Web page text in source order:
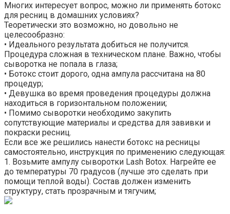
Многих интересует вопрос, можно ли применять ботокс
для ресниц в домашних условиях?
Теоретически это возможно, но довольно не
целесообразно:
• Идеального результата добиться не получится.
Процедура сложная в техническом плане. Важно, чтобы
сыворотка не попала в глаза;
• Ботокс стоит дорого, одна ампула рассчитана на 80
процедур;
• Девушка во время проведения процедуры должна
находиться в горизонтальном положении;
• Помимо сыворотки необходимо закупить
сопутствующие материалы и средства для завивки и
покраски ресниц.
Если все же решились нанести ботокс на ресницы
самостоятельно, инструкция по применению следующая:
1. Возьмите ампулу сыворотки Lash Botox. Нагрейте ее
до температуры 70 градусов (лучше это сделать при
помощи теплой воды). Состав должен изменить
структуру, стать прозрачным и тягучим;